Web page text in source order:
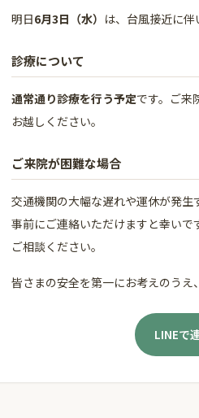
明日6月3日（水） は、台風接近に伴
診療について
通常通り診療を行う予定です。ご来
お越しください。
ご来院が困難な場合
交通機関の大幅な遅れや運休が発生
事前にご連絡いただけますと幸い
ご相談ください。
皆さまの安全を第一にお考えのうえ
LINEで